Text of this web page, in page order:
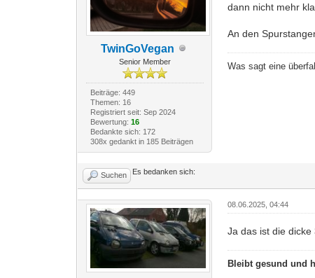
TwinGoVegan
Senior Member
Beiträge: 449
Themen: 16
Registriert seit: Sep 2024
Bewertung: 16
Bedankte sich: 172
308x gedankt in 185 Beiträgen
dann nicht mehr
An den
Was sagt eine
Suchen Es bedanken sich:
08.06.2025, 04:44
Ja das ist die dicke
Bleibt gesund und